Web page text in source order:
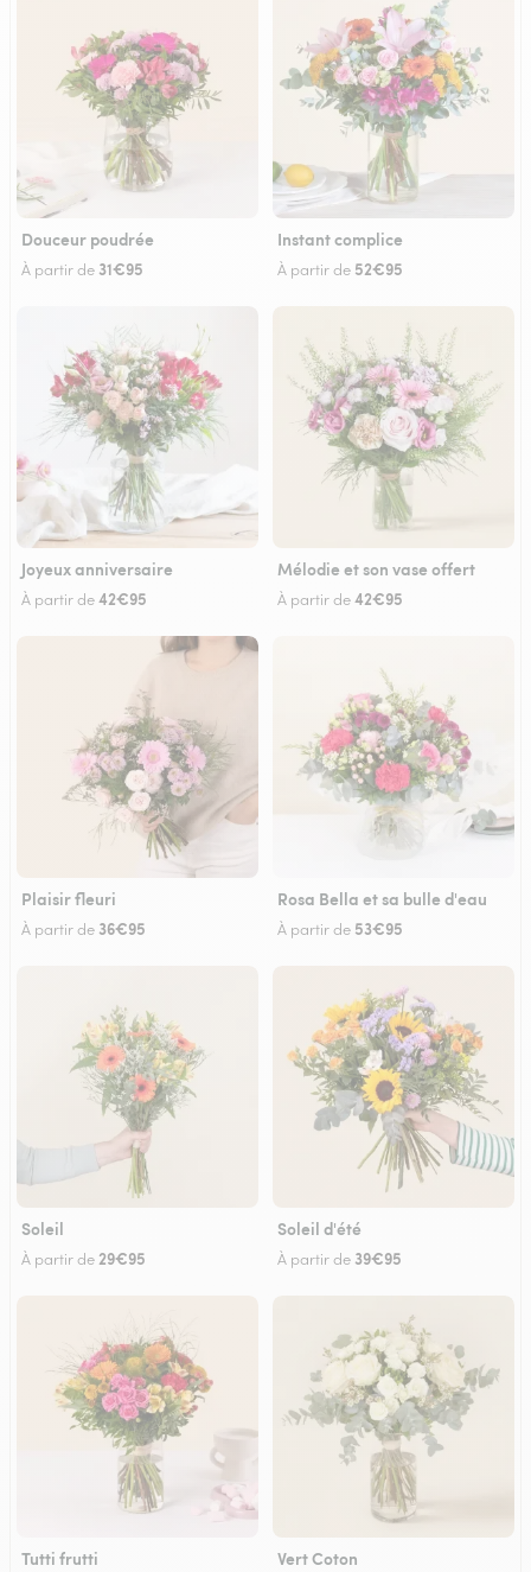
Douceur poudrée
À partir de 31€95
Instant complice
À partir de 52€95
Joyeux anniversaire
À partir de42€95
Mélodie et son vase offert
À partir de42€95
Plaisir fleuri
À partir de 36€95
Rosa Bella et sa bulle d'eau
À partir de 53€95
Soleil
À partir de29€95
Soleil d'été
À partir de 39€95
Tutti frutti Vert Coton